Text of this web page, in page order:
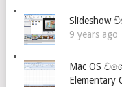
9 years ago
Mac OS
Elementary